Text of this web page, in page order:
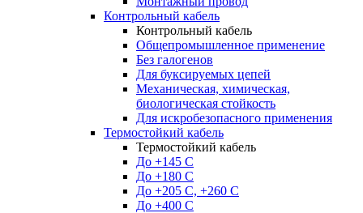
Контрольный кабель
Контрольный кабель
Общепромышленное применение
Без галогенов
Для буксируемых цепей
Механическая, химическая,
биологическая стойкость
Для искробезопасного применения
Термостойкий кабель
Термостойкий кабель
До +145 С
До +180 C
До +205 С, +260 С
До +400 C